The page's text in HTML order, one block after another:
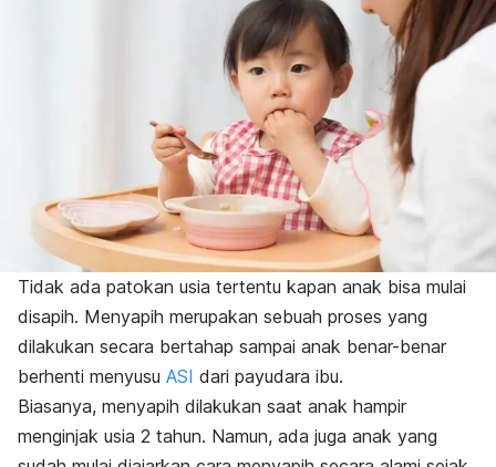
Tidak ada patokan usia tertentu kapan anak bisa mulai
disapih. Menyapih merupakan sebuah proses yang
dilakukan secara bertahap sampai anak benar-benar
berhenti menyusu ASI dari payudara ibu.
Biasanya, menyapih dilakukan saat anak hampir
menginjak usia 2 tahun. Namun, ada juga anak yang